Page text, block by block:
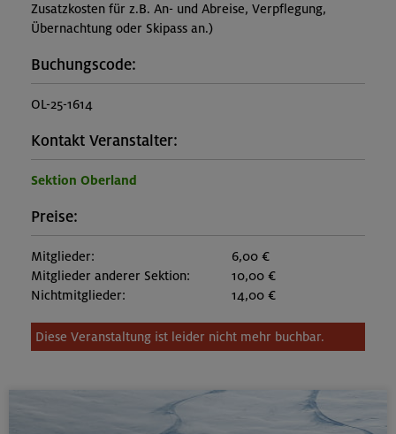
Zusatzkosten für z.B. An- und Abreise, Verpflegung,
Übernachtung oder Skipass an.)
Buchungscode:
OL-25-1614
Kontakt Veranstalter:
Sektion Oberland
Preise:
Mitglieder:
6,00 €
Mitglieder anderer Sektion:
10,00 €
Nichtmitglieder:
14,00 €
Diese Veranstaltung ist leider nicht mehr buchbar.